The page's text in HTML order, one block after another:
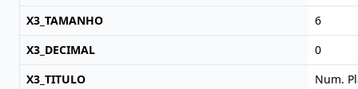
X3_TAMANHO
6
X3_DECIMAL
0
X3_TITULO
Num.